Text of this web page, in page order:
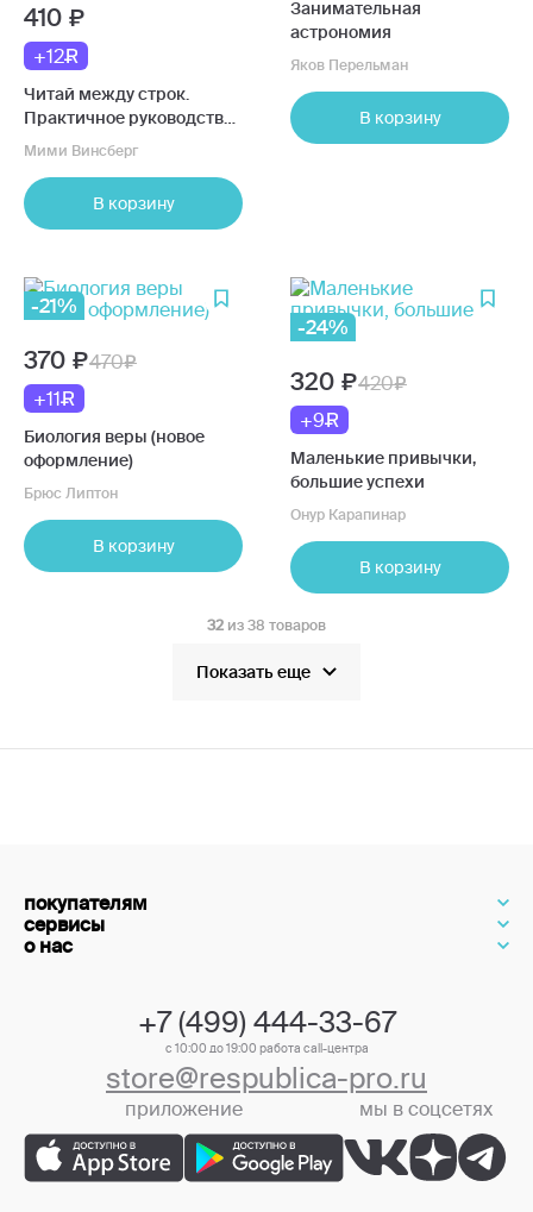
410
+12
Читай между строк.
Практичное руководство
по любовной переписке:
брак
Мими Винсберг
В корзину
Занимательная
астрономия
Яков Перельман
В корзину
-21%
370
470
+11
Биология веры (новое
оформление)
Брюс Липтон
В корзину
-24%
320
420
+9
Маленькие привычки,
большие успехи
Онур Карапинар
В корзину
32 из 38 товаров
Показать еще
покупателям
сервисы
о нас
+7 (499) 444-33-67
с 10:00 до 19:00 работа call-центра
store@respublica-pro.ru
приложение мы в соцсетях